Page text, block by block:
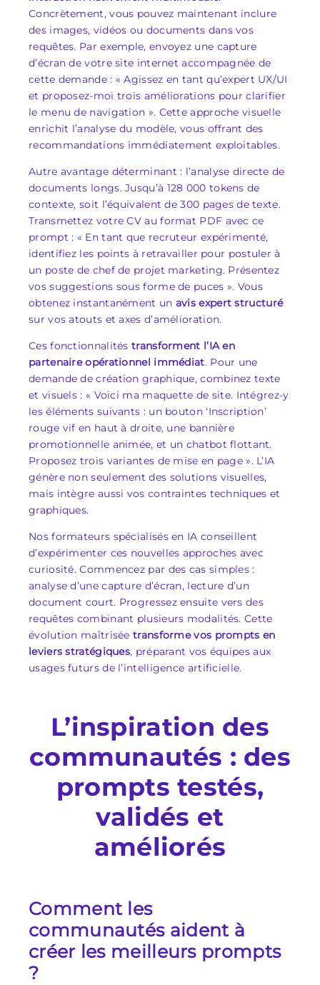
Concrètement, vous pouvez maintenant inclure
des images, vidéos ou documents dans vos
requêtes. Par exemple, envoyez une capture
d’écran de votre site internet accompagnée de
cette demande : « Agissez en tant qu’expert UX/UI
et proposez-moi trois améliorations pour clarifier
le menu de navigation ». Cette approche visuelle
enrichit l’analyse du modèle, vous offrant des
recommandations immédiatement exploitables.
Autre avantage déterminant : l’analyse directe de
documents longs. Jusqu’à 128 000 tokens de
contexte, soit l’équivalent de 300 pages de texte.
Transmettez votre CV au format PDF avec ce
prompt : « En tant que recruteur expérimenté,
identifiez les points à retravailler pour postuler à
un poste de chef de projet marketing. Présentez
vos suggestions sous forme de puces ». Vous
obtenez instantanément un avis expert structuré
sur vos atouts et axes d’amélioration.
Ces fonctionnalités transforment l’IA en
partenaire opérationnel immédiat. Pour une
demande de création graphique, combinez texte
et visuels : « Voici ma maquette de site. Intégrez-y
les éléments suivants : un bouton ‘Inscription’
rouge vif en haut à droite, une bannière
promotionnelle animée, et un chatbot flottant.
Proposez trois variantes de mise en page ». L’IA
génère non seulement des solutions visuelles,
mais intègre aussi vos contraintes techniques et
graphiques.
Nos formateurs spécialisés en IA conseillent
d’expérimenter ces nouvelles approches avec
curiosité. Commencez par des cas simples :
analyse d’une capture d’écran, lecture d’un
document court. Progressez ensuite vers des
requêtes combinant plusieurs modalités. Cette
évolution maîtriséetransforme vos prompts en
leviers stratégiques, préparant vos équipes aux
usages futurs de l’intelligence artificielle.
L’inspiration des
communautés : des
prompts testés,
validés et
améliorés
Comment les
communautés aident à
créer les meilleurs prompts
?